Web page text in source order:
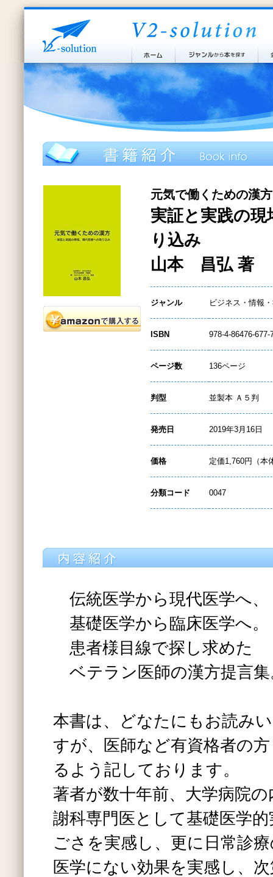
元気で働くための漢方
実証と実践の
り込み
山本 昌弘 著
ジャンル ビジネス・情報
ISBN 978-4-86476-677-
ページ数 136ページ
判型 並製本 Ａ５判
発売日 2019年3月16日
価格 定価1,760円（本
分類コード 0047
伝統医学から現代医学へ、
基礎医学から臨床医学へ。
患者様目線で探し求めた
ベテラン医師の漢方提言集
本書は、どなたにもお読み
すが、医師など有資格者の
るよう記しております。
著者が数十年前、大学病院
謝科専門医として基礎医学
ごさを実感し、更に日常診
医学にない効果を実感し、